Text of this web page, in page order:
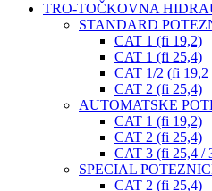
TRO-TOČKOVNA
STANDARD
CAT 1 (fi 19,2)
CAT 1 (fi 25,4)
CAT 1/2 (fi 19,2
CAT 2 (fi 25,4)
AUTOMATSKE
CAT 1 (fi 19,2)
CAT 2 (fi 25,4)
CAT 3 (fi 25,4 /
SPECIAL
CAT 2 (fi 25,4)